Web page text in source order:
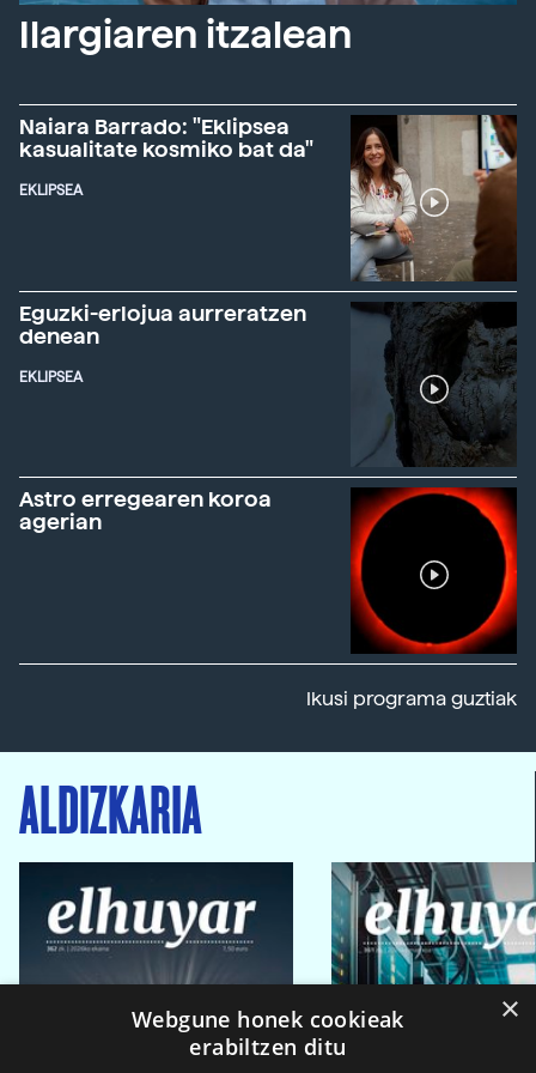
Ilargiaren itzalean
Naiara Barrado: "Eklipsea
kasualitate kosmiko bat da"
EKLIPSEA
Eguzki-erlojua aurreratzen
denean
EKLIPSEA
Astro erregearen koroa
agerian
Ikusi programa guztiak
ALDIZKARIA
×
Webgune honek cookieak
erabiltzen ditu